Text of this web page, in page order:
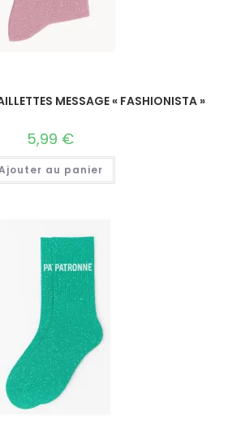
MESSAGE « FASHIONISTA »
5,99 €
au panier